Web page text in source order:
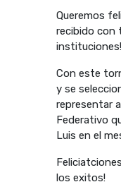
Queremos
recibido con
instituciones!
Con este
y se
representar
Federativo
Luis en el
los exitos!